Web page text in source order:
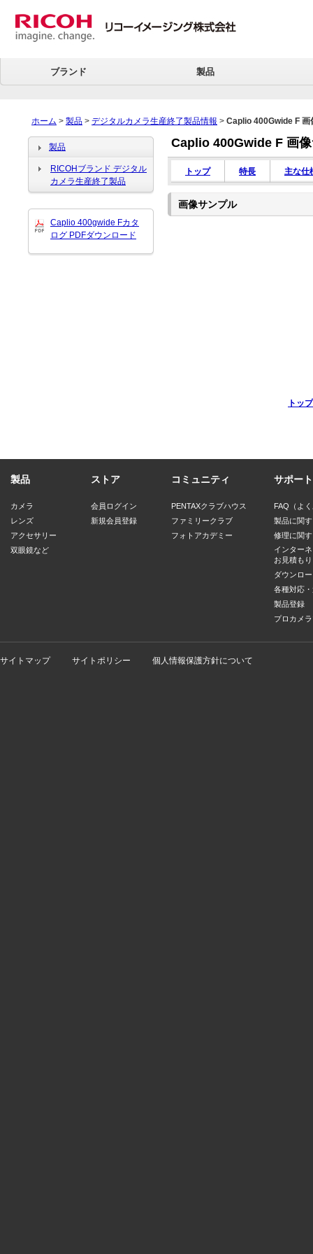
ブランド 製品
ホーム > 製品 > デジタルカメラ生産終了製品情報 > Caplio 400Gwide F 画
Caplio 400Gwide F 画
トップ 特長 主な仕
画像サンプル
トップ
製品
RICOHブランド デジタル
カメラ生産終了製品
Caplio 400gwide Fカタ
ログ PDFダウンロード
製品
カメラ
レンズ
アクセサリー
双眼鏡など
ストア
会員ログイン
新規会員登録
コミュニティ
PENTAXクラブハウス
ファミリークラブ
フォトアカデミー
サポート
FAQ（よ
製品に関
修理に関
インター
お見積もり
ダウンロ
各種対応
製品登録
プロカメ
サイトマップ サイトポリシー 個人情報保護方針について